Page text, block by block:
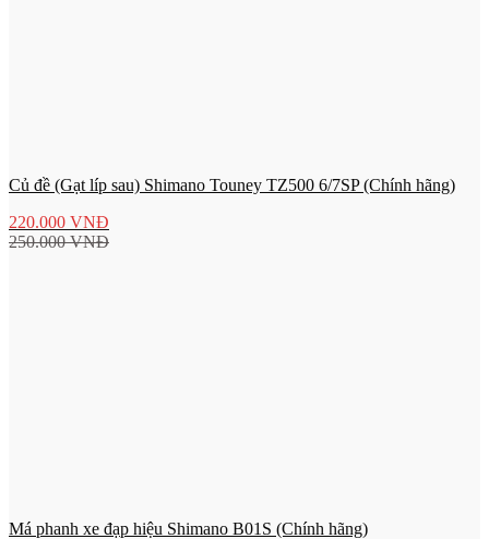
Củ đề (Gạt líp sau) Shimano Touney TZ500 6/7SP (Chính hãng)
220.000 VNĐ
250.000VNĐ
Má phanh xe đạp hiệu Shimano B01S (Chính hãng)